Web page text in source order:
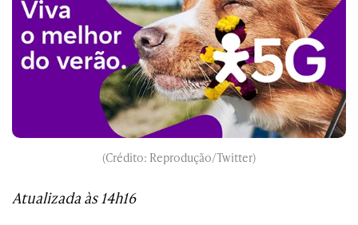
(Crédito: Reprodução/Twitter)
Atualizada às 14h16